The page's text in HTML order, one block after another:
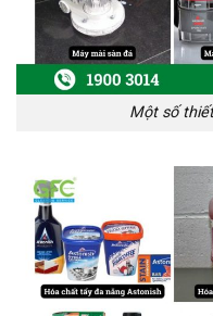
Một số